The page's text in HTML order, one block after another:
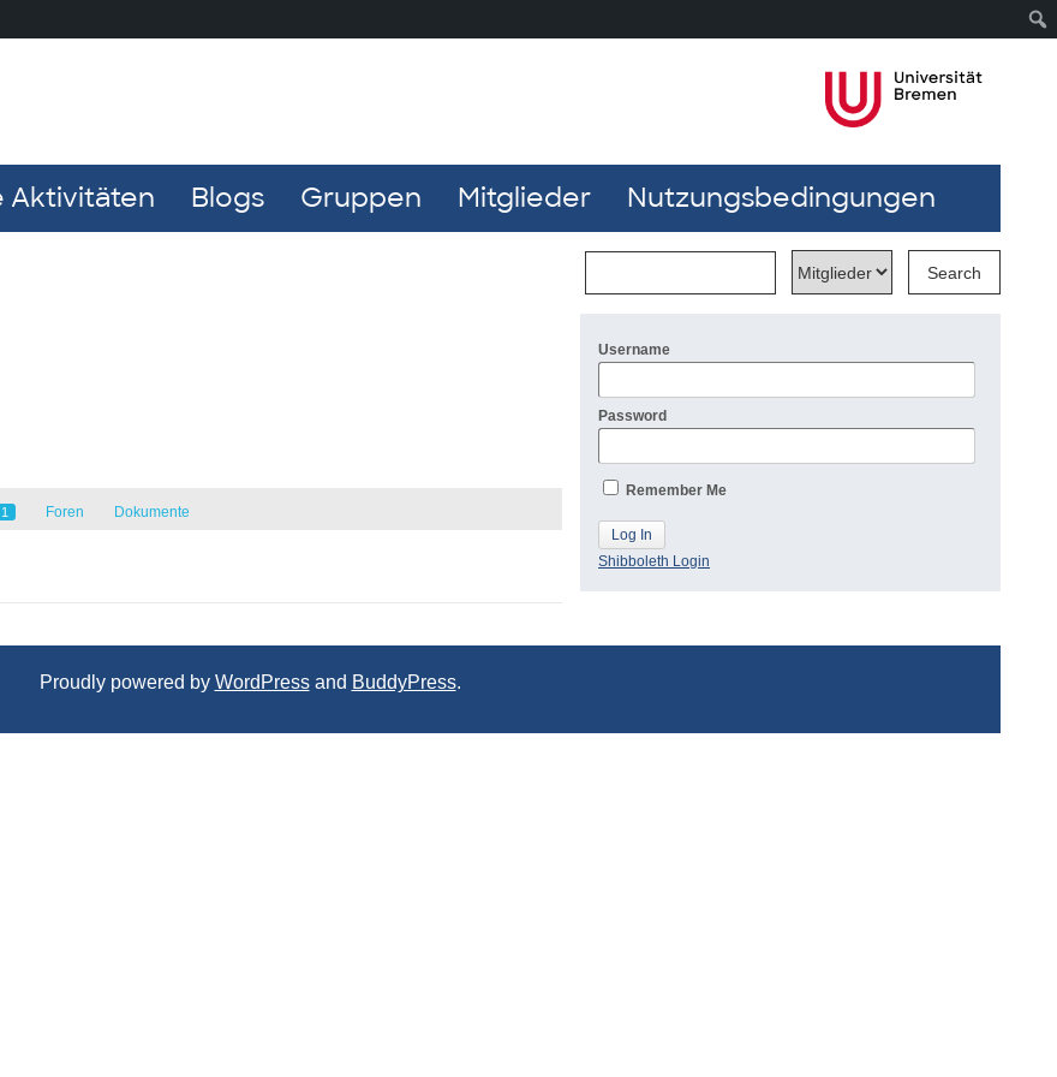
Aktivitäten Blogs Gruppen Mitglieder Nutzungsbedingungen
1 Foren Dokumente
Username
Password
Remember Me
Shibboleth Login
Proudly powered by WordPressand BuddyPress.